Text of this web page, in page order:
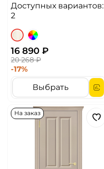
Доступных вариантов:
2
16 890 ₽
20 268 ₽
-17%
Выбрать
На заказ